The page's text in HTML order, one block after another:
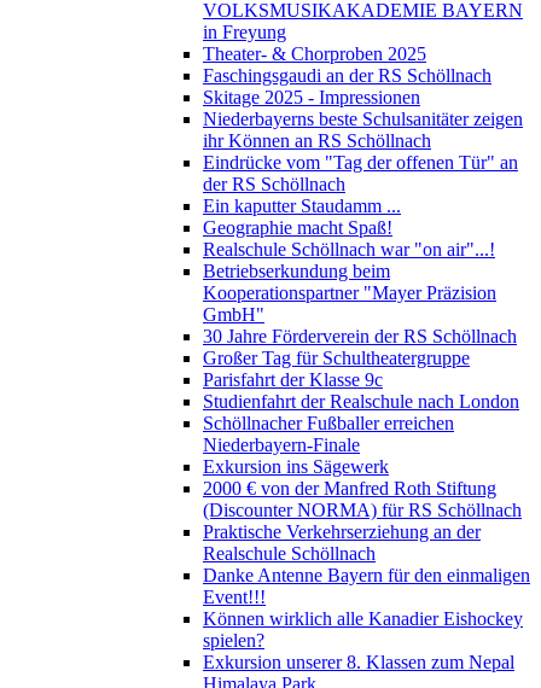
VOLKSMUSIKAKADEMIE BAYERN
in Freyung
Theater- & Chorproben 2025
Faschingsgaudi an der RS Schöllnach
Skitage 2025 - Impressionen
Niederbayerns beste Schulsanitäter zeigen
ihr Können an RS Schöllnach
Eindrücke vom "Tag der offenen Tür" an
der RS Schöllnach
Ein kaputter Staudamm ...
Geographie macht Spaß!
Realschule Schöllnach war "on air"...!
Betriebserkundung beim
Kooperationspartner "Mayer Präzision
GmbH"
30 Jahre Förderverein der RS Schöllnach
Großer Tag für Schultheatergruppe
Parisfahrt der Klasse 9c
Studienfahrt der Realschule nach London
Schöllnacher Fußballer erreichen
Niederbayern-Finale
Exkursion ins Sägewerk
2000 € von der Manfred Roth Stiftung
(Discounter NORMA) für RS Schöllnach
Praktische Verkehrserziehung an der
Realschule Schöllnach
Danke Antenne Bayern für den einmaligen
Event!!!
Können wirklich alle Kanadier Eishockey
spielen?
Exkursion unserer 8. Klassen zum Nepal
Himalaya Park